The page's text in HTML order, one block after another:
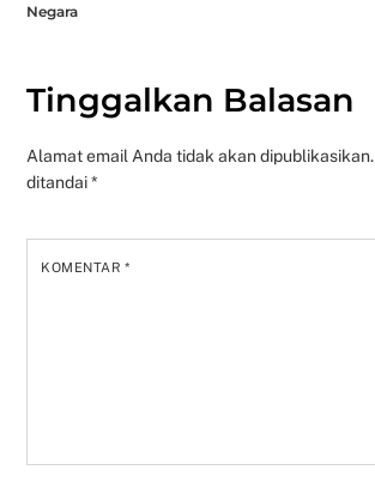
Negara
Tinggalkan Balasan
Alamat email Anda tidak akan dipublikasikan.
ditandai*
KOMENTAR*